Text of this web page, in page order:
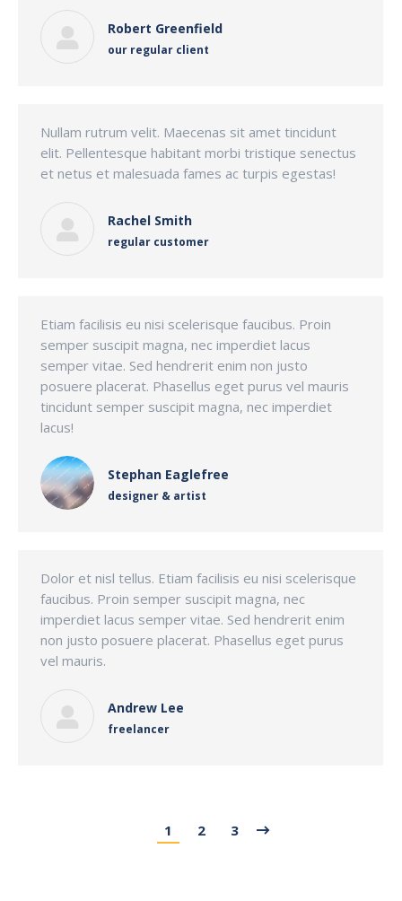
Robert Greenfield
our regular client
Nullam rutrum velit. Maecenas sit amet tincidunt
elit. Pellentesque habitant morbi tristique senectus
et netus et malesuada fames ac turpis egestas!
Rachel Smith
regular customer
Etiam facilisis eu nisi scelerisque faucibus. Proin
semper suscipit magna, nec imperdiet lacus
semper vitae. Sed hendrerit enim non justo
posuere placerat. Phasellus eget purus vel mauris
tincidunt semper suscipit magna, nec imperdiet
lacus!
Stephan Eaglefree
designer & artist
Dolor et nisl tellus. Etiam facilisis eu nisi scelerisque
faucibus. Proin semper suscipit magna, nec
imperdiet lacus semper vitae. Sed hendrerit enim
non justo posuere placerat. Phasellus eget purus
vel mauris.
Andrew Lee
freelancer
1 2 3